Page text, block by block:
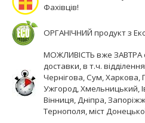
Фахівців!
ОРГАНІЧНИЙ продукт з
МОЖЛИВІСТЬ вже ЗАВТРА
доставки, в т.ч.
Чернігова, Сум, Харкова,
Ужгород, Хмельницький,
Вінниця, Дніпра,
Тернополя, міст